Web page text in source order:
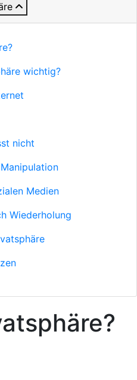
wichtig?
nicht
Medien
Wiederholung